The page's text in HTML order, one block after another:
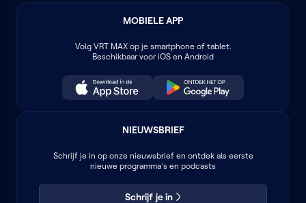
MOBIELE APP
Volg VRT MAXop je smartphone of tablet.
Beschikbaar voor iOS en Android
NIEUWSBRIEF
Schrijf je in op onze nieuwsbrief en ontdek als eerste
nieuwe programma's en podcasts
Schrijf je in